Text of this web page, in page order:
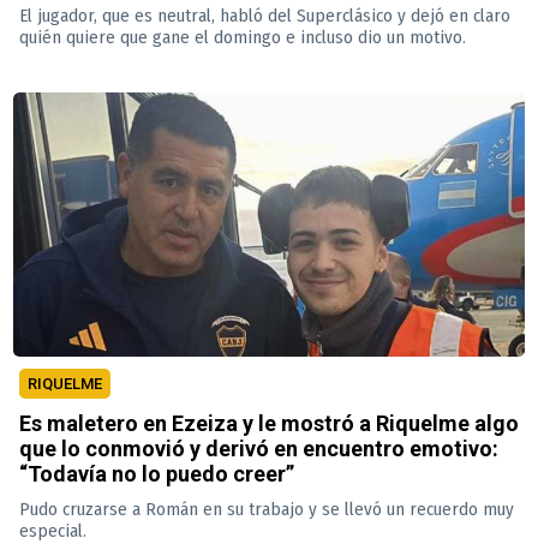
El jugador, que es neutral, habló del Superclásico y dejó en claro
quién quiere que gane el domingo e incluso dio un motivo.
RIQUELME
Es maletero en Ezeiza y le mostró a Riquelme algo
que lo conmovió y derivó en encuentro emotivo:
“Todavía no lo puedo creer”
Pudo cruzarse a Román en su trabajo y se llevó un recuerdo muy
especial.